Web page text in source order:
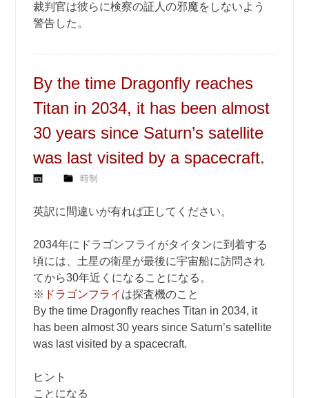
裁判官は彼らに検察の証人の邪魔をしないよう
警告した。
By the time Dragonfly reaches
Titan in 2034, it has been almost
30 years since Saturn’s satellite
was last visited by a spacecraft.
時制
英訳に間違いが有れば正してください。
2034年にドラゴンフライがタイタンに到着する
頃には、土星の衛星が最後に宇宙船に訪問され
てから30年近くになることになる。
※ ドラゴンフライ は探査機のこと
By the time Dragonfly reaches Titan in 2034, it
has been almost 30 years since Saturn’s satellite
was last visited by a spacecraft.
ヒント
ことになる